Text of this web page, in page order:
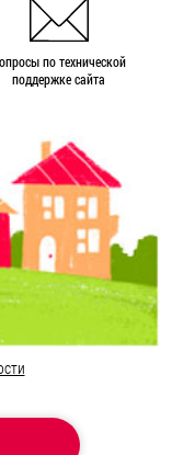
по технической
поддержке сайта